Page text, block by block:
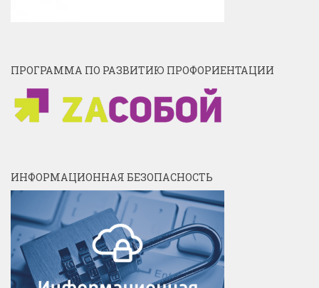
ПРОГРАММА ПО РАЗВИТИЮ ПРОФОРИЕНТАЦИИ
ИНФОРМАЦИОННАЯ БЕЗОПАСНОСТЬ